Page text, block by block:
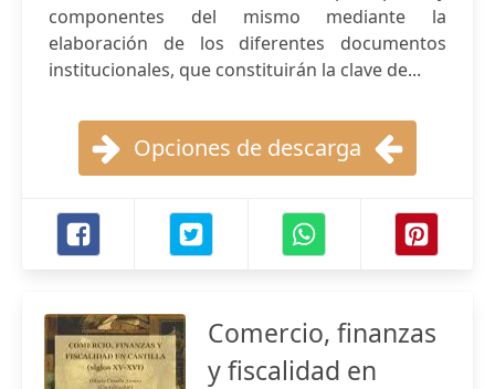
componentes del mismo mediante la
elaboración de los diferentes documentos
institucionales, que constituirán la clave de...
Opciones de descarga
Comercio, finanzas
y fiscalidad en